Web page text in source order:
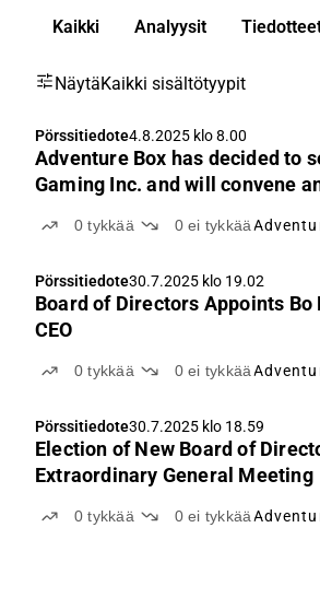
Kaikki Analyysit
NäytäKaikki sisältötyypit
Pörssitiedote4.8.2025 klo 8.00
Adventure Box has decided to
Gaming Inc. and will convene
0tykkää 0ei tykkää
Pörssitiedote30.7.2025 klo 19.02
Board of Directors Appoints Bo
CEO
0tykkää 0ei tykkää
Pörssitiedote30.7.2025 klo 18.59
Election of New Board of
Extraordinary General Meeting
0tykkää 0ei tykkää